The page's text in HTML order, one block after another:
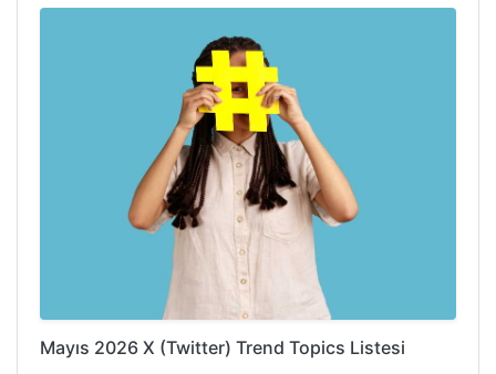
Mayıs 2026 X (Twitter) Trend Topics Listesi